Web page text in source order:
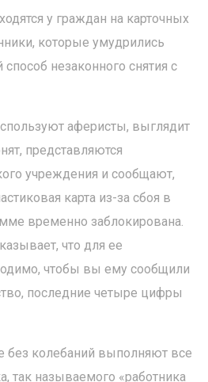
у граждан на карточных
которые умудрились
незаконного снятия с
аферисты, выглядит
представляются
учреждения и сообщают,
карта из-за сбоя в
временно заблокирована.
что для ее
чтобы вы ему сообщили
последние четыре цифры
колебаний выполняют все
так называемого «работника